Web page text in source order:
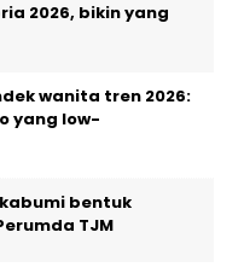
2026, bikin yang
wanita tren 2026:
yang low-
bentuk
TJM